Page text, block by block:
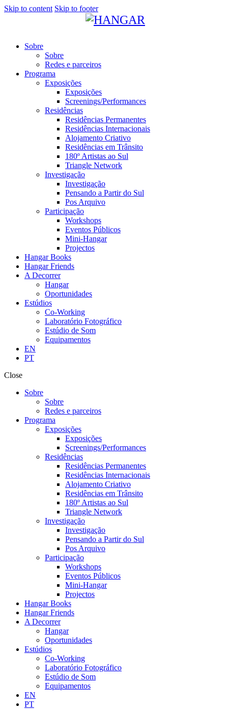
Skip to content Skip to footer
Sobre
Sobre
Redes e parceiros
Programa
Exposições
Exposições
Screenings/Performances
Residências
Residências Permanentes
Residências Internacionais
Alojamento Criativo
Residências em Trânsito
180º Artistas ao Sul
Triangle Network
Investigação
Investigação
Pensando a Partir do Sul
Pos Arquivo
Participação
Workshops
Eventos Públicos
Mini-Hangar
Projectos
Hangar Books
Hangar Friends
A Decorrer
Hangar
Oportunidades
Estúdios
Co-Working
Laboratório Fotográfico
Estúdio de Som
Equipamentos
EN
PT
Close
Sobre
Sobre
Redes e parceiros
Programa
Exposições
Exposições
Screenings/Performances
Residências
Residências Permanentes
Residências Internacionais
Alojamento Criativo
Residências em Trânsito
180º Artistas ao Sul
Triangle Network
Investigação
Investigação
Pensando a Partir do Sul
Pos Arquivo
Participação
Workshops
Eventos Públicos
Mini-Hangar
Projectos
Hangar Books
Hangar Friends
A Decorrer
Hangar
Oportunidades
Estúdios
Co-Working
Laboratório Fotográfico
Estúdio de Som
Equipamentos
EN
PT